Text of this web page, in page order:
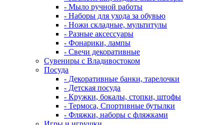
- Мыло ручной работы
- Наборы для ухода за обувью
- Ножи складные, мультитулы
- Разные аксессуары
- Фонарики, лампы
- Свечи декоративные
Сувениры с Владивостоком
Посуда
- Декоративные банки, тарелочки
- Детская посуда
- Кружки, бокалы, стопки, штофы
- Термоса, Спортивные бутылки
- Фляжки, наборы с фляжками